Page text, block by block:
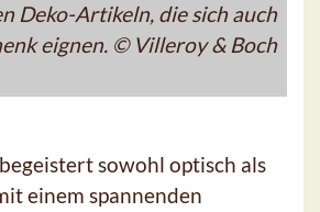
Deko-Artikeln, die sich auch
eignen. © Villeroy & Boch
sowohl optisch als
einem spannenden